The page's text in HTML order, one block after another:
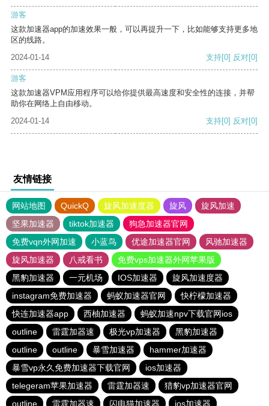
游客
这款加速器app的加速效果一般，可以再提升一下，比如能够支持更多地
区的线路。
2024-01-14
支持[0] 反对[0]
游客
这款加速器VPM应用程序可以给你提供最高速度和安全性的连接，并帮
助你在网络上自由移动。
2024-01-14
支持[0] 反对[0]
友情链接
网站地图 QuickQ 旋风加速度器 旋风
旋风加速
坚果加速器
tiktok加速器
狗急加速器官网
免费vqn外网加速
小蓝鸟 优途加速器官网
风驰加速器
旋风加速器
八戒看书
免费vps加速器外网苹果版
黑豹加速器
一元机场 IOS加速器
旋风加速度器
instagram免费加速器
蚂蚁加速器官网
快柠檬加速器
快连加速器app
西柚加速器
蚂蚁加速npv下载官网ios
outline
雷霆加器速 极光vp加速器
黑豹加速器
outline
outline 暴雪加速器
hammer加速器
暴雪vp永久免费加速器下载官网
ios加速器
telegeram苹果加速器
雷霆加器速
猎豹vp加速器官网
outline
雷霆加器速 闪电猫加速器 ios加速器